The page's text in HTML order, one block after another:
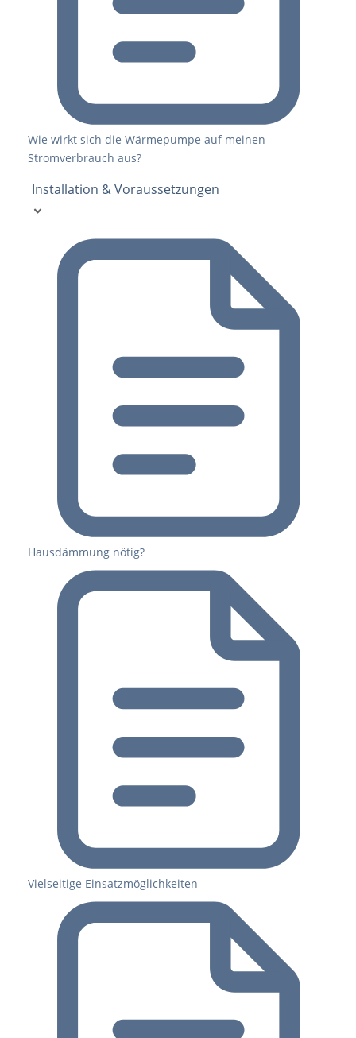
Wie wirkt sich die Wärmepumpe auf meinen
Stromverbrauch aus?
Installation & Voraussetzungen
Hausdämmung nötig?
Vielseitige Einsatzmöglichkeiten